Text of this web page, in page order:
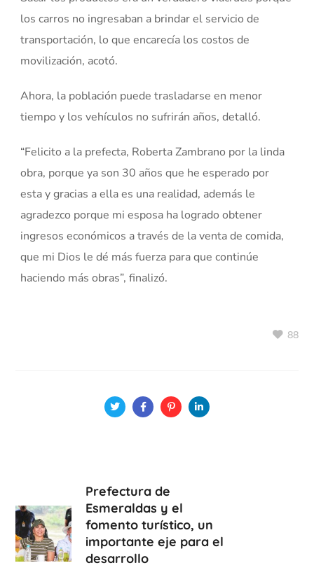
los carros no ingresaban a brindar el servicio de
transportación, lo que encarecía los costos de
movilización, acotó.
Ahora, la población puede trasladarse en menor
tiempo y los vehículos no sufrirán años, detalló.
“Felicito a la prefecta, Roberta Zambrano por la linda
obra, porque ya son 30 años que he esperado por
esta y gracias a ella es una realidad, además le
agradezco porque mi esposa ha logrado obtener
ingresos económicos a través de la venta de comida,
que mi Dios le dé más fuerza para que continúe
haciendo más obras”, finalizó.
88
Prefectura de
Esmeraldas y el
fomento turístico, un
importante eje para el
desarrollo